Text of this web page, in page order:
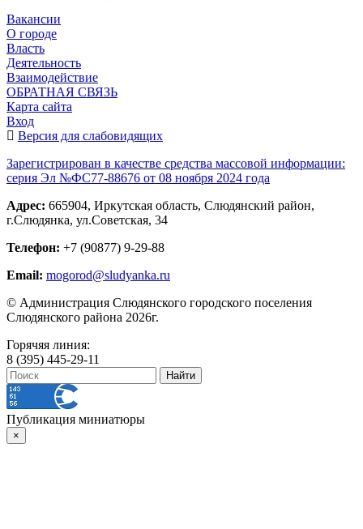
Вакансии
О городе
Власть
Деятельность
Взаимодействие
ОБРАТНАЯ СВЯЗЬ
Карта сайта
Вход
Версия для слабовидящих
Зарегистрирован в качестве средства массовой информации:
серия Эл №ФС77-88676 от 08 ноября 2024 года
Адрес: 665904, Иркутская область, Слюдянский район,
г.Слюдянка, ул.Советская, 34
Телефон: +7 (90877) 9-29-88
Email: mogorod@sludyanka.ru
© Администрация Слюдянского городского поселения
Слюдянского района 2026г.
Горячяя линия:
8 (395) 445-29-11
Публикация миниатюры
×